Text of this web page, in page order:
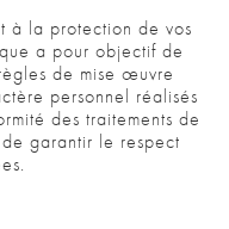
à la protection de vos
a pour objectif de
de mise œuvre
personnel réalisés
des traitements de
garantir le respect